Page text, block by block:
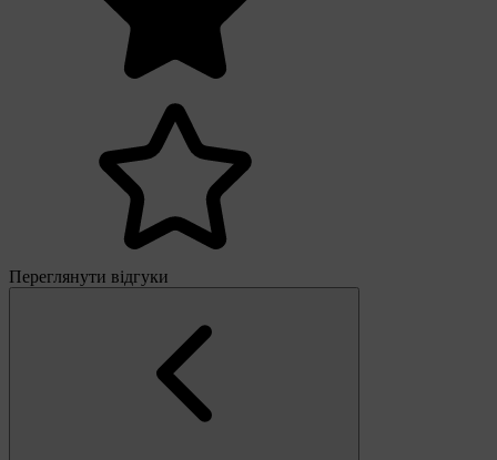
Переглянути відгуки